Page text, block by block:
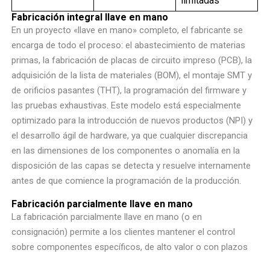
Fabricación integral llave en mano
En un proyecto «llave en mano» completo, el fabricante se
encarga de todo el proceso: el abastecimiento de materias
primas, la fabricación de placas de circuito impreso (PCB), la
adquisición de la lista de materiales (BOM), el montaje SMT y
de orificios pasantes (THT), la programación del firmware y
las pruebas exhaustivas. Este modelo está especialmente
optimizado para la introducción de nuevos productos (NPI) y
el desarrollo ágil de hardware, ya que cualquier discrepancia
en las dimensiones de los componentes o anomalía en la
disposición de las capas se detecta y resuelve internamente
antes de que comience la programación de la producción.
Fabricación parcialmente llave en mano
La fabricación parcialmente llave en mano (o en
consignación) permite a los clientes mantener el control
sobre componentes específicos, de alto valor o con plazos